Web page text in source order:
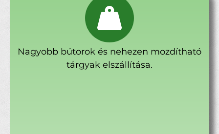
Nagyobb bútorok és nehezen mozdítható
tárgyak elszállítása.